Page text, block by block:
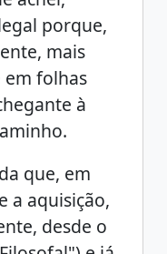
porque,
mais
folhas
à
que, em
a aquisição,
desde o